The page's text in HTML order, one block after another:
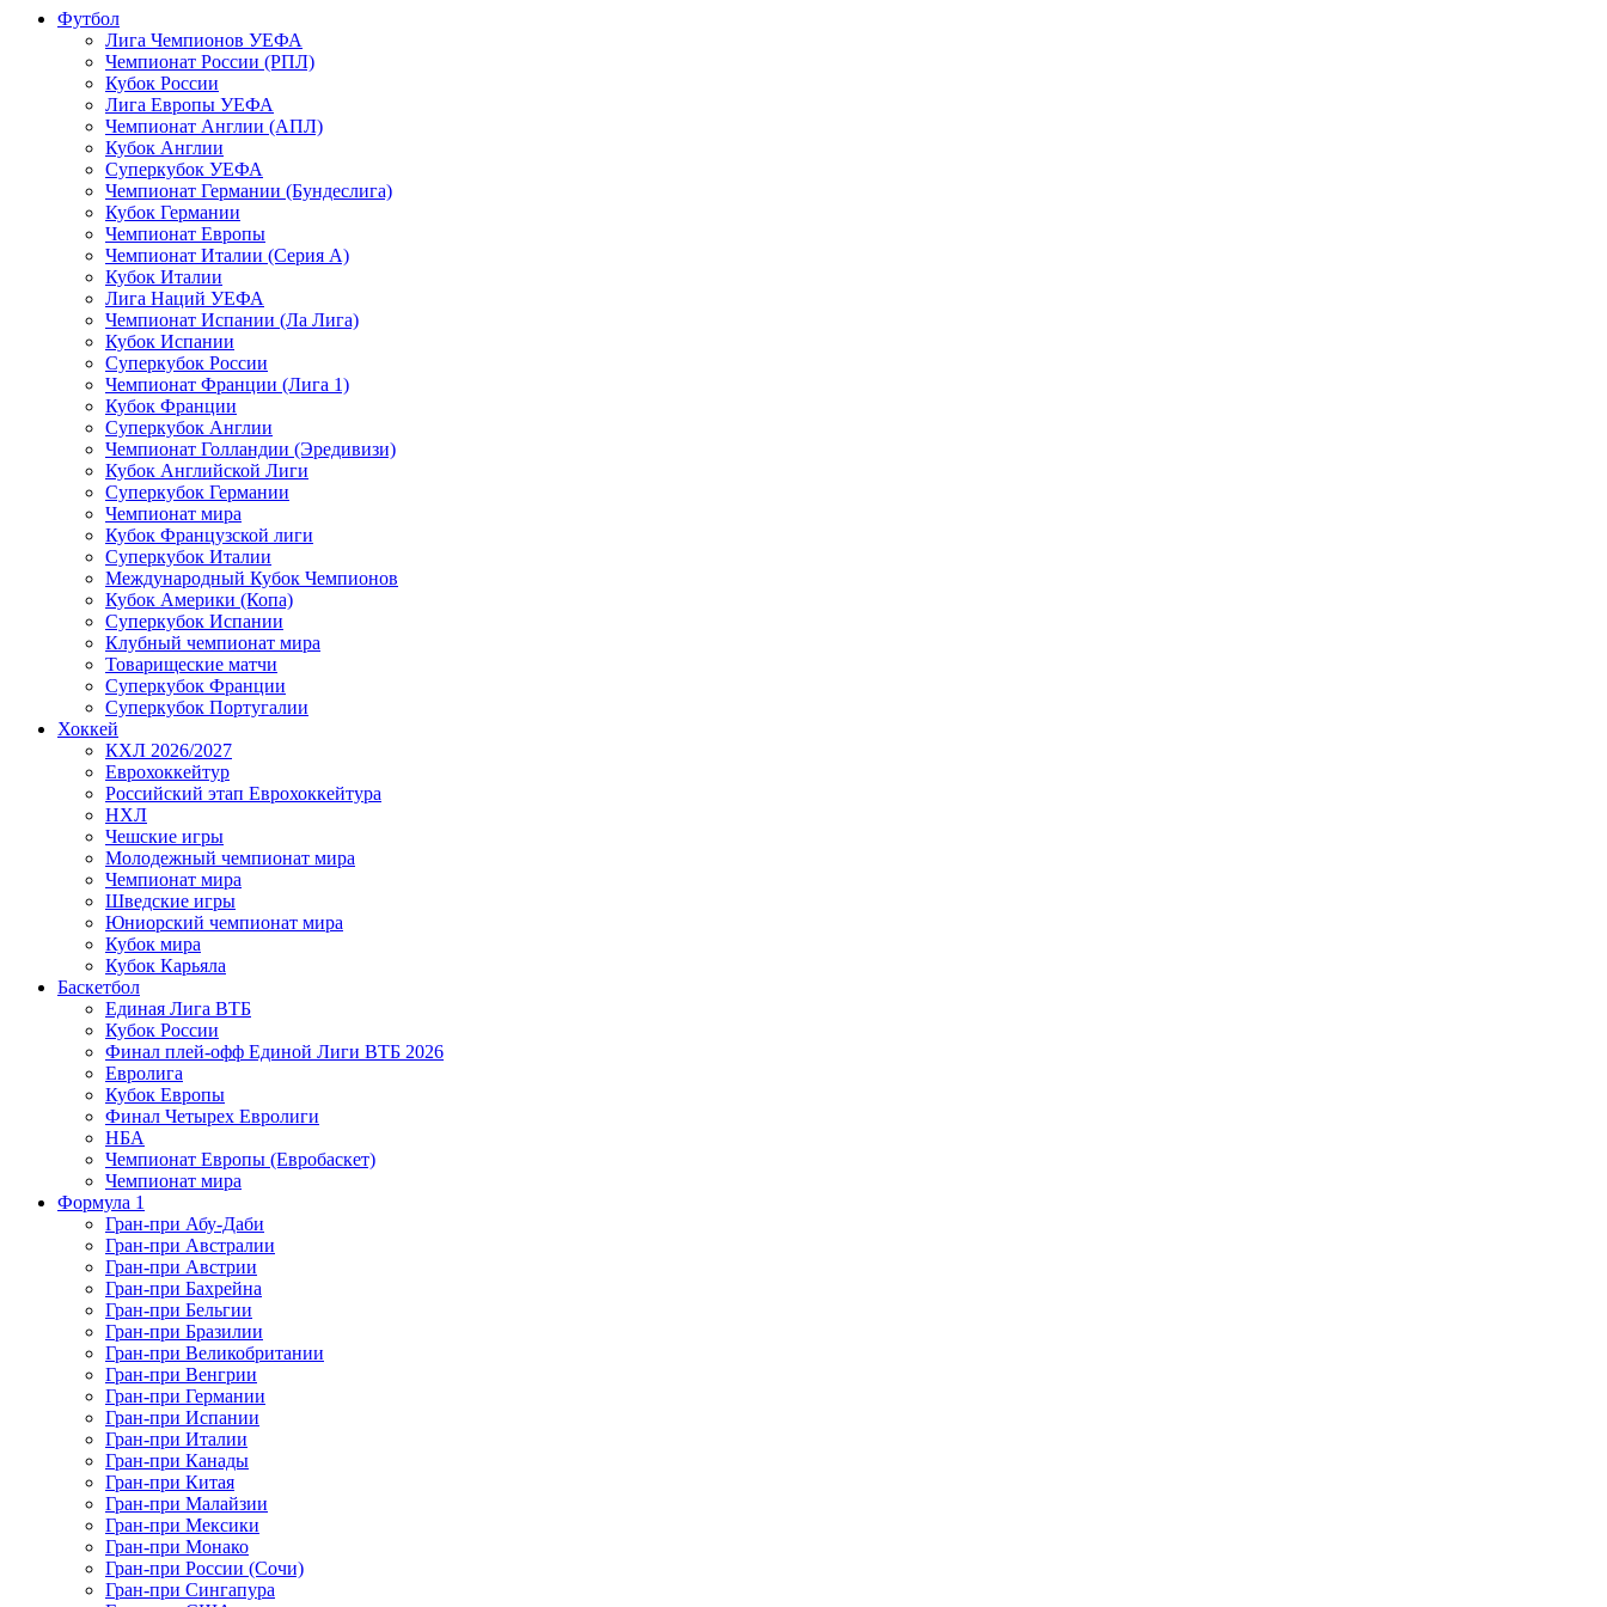
Футбол
Лига Чемпионов УЕФА
Чемпионат России (РПЛ)
Кубок России
Лига Европы УЕФА
Чемпионат Англии (АПЛ)
Кубок Англии
Суперкубок УЕФА
Чемпионат Германии (Бундеслига)
Кубок Германии
Чемпионат Европы
Чемпионат Италии (Серия А)
Кубок Италии
Лига Наций УЕФА
Чемпионат Испании (Ла Лига)
Кубок Испании
Суперкубок России
Чемпионат Франции (Лига 1)
Кубок Франции
Суперкубок Англии
Чемпионат Голландии (Эредивизи)
Кубок Английской Лиги
Суперкубок Германии
Чемпионат мира
Кубок Французской лиги
Суперкубок Италии
Международный Кубок Чемпионов
Кубок Америки (Копа)
Суперкубок Испании
Клубный чемпионат мира
Товарищеские матчи
Суперкубок Франции
Суперкубок Португалии
Хоккей
КХЛ 2026/2027
Еврохоккейтур
Российский этап Еврохоккейтура
НХЛ
Чешские игры
Молодежный чемпионат мира
Чемпионат мира
Шведские игры
Юниорский чемпионат мира
Кубок мира
Кубок Карьяла
Баскетбол
Единая Лига ВТБ
Кубок России
Финал плей-офф Единой Лиги ВТБ 2026
Евролига
Кубок Европы
Финал Четырех Евролиги
НБА
Чемпионат Европы (Евробаскет)
Чемпионат мира
Формула 1
Гран-при Абу-Даби
Гран-при Австралии
Гран-при Австрии
Гран-при Бахрейна
Гран-при Бельгии
Гран-при Бразилии
Гран-при Великобритании
Гран-при Венгрии
Гран-при Германии
Гран-при Испании
Гран-при Италии
Гран-при Канады
Гран-при Китая
Гран-при Малайзии
Гран-при Мексики
Гран-при Монако
Гран-при России (Сочи)
Гран-при Сингапура